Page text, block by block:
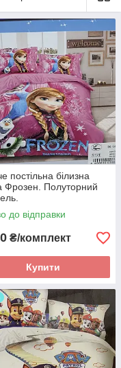
висихає, майже
боку мікрофібра
її не можна
матеріалу служить
постільна білизна
Фрозен. Полуторний
до відправки
₴/комплект
Купити